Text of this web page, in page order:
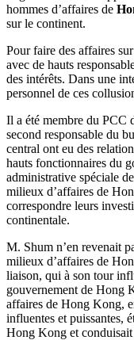
hommes d’affaires de
sur le continent.
Pour faire des affaires
avec de hauts
des intérêts. Dans une
personnel de ces
Il a été membre du PCC
second responsable du
central ont eu des
hauts fonctionnaires du
administrative spéciale
milieux d’affaires de
correspondre leurs
continentale.
M. Shum n’en revenait
milieux d’affaires de
liaison, qui à son tour
gouvernement de Hong
affaires de Hong Kong,
influentes et puissantes,
Hong Kong et